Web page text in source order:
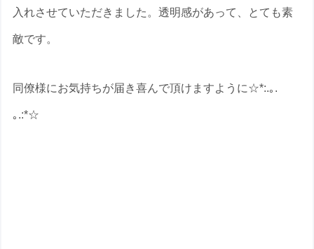
入れさせていただきました。透明感があって、とても素
敵です。
同僚様にお気持ちが届き喜んで頂けますように☆*:.｡.
｡.:*☆